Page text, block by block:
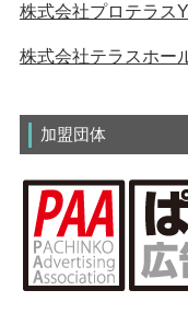
株式会社プロテラス
株式会社テラスホー
加盟団体